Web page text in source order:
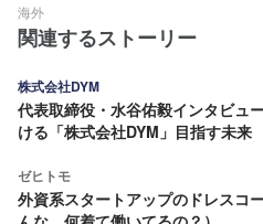
海外
関連するストーリー
株式会社DYM
代表取締役・水谷佑毅インタビュ
ける「株式会社DYM」目指す未来
ゼヒトモ
外資系スタートアップのドレスコ